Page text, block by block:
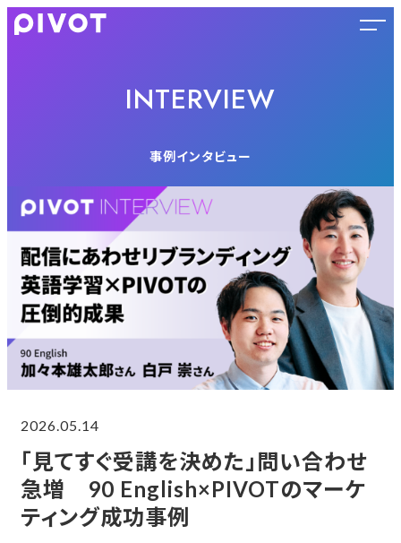
INTERVIEW
事例インタビュー
2026.05.14
「見てすぐ受講を決めた」問い合わせ
急増 90 English×PIVOTのマーケ
ティング成功事例